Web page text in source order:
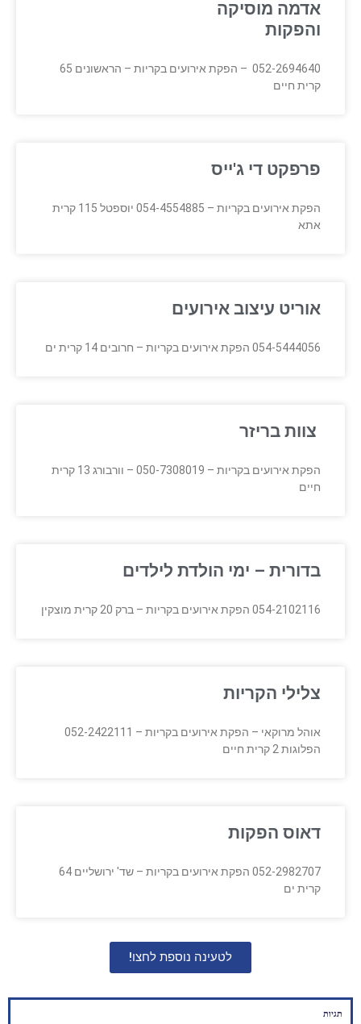
אדמה מוסיקה
והפקות
052-2694640 – הפקת אירועים בקריות – הראשונים 65
קרית חיים
פרפקט די ג'ייס
הפקת אירועים בקריות – 054-4554885 יוספטל 115 קרית
אתא
אוריט עיצוב אירועים
054-5444056 הפקת אירועים בקריות – חרובים 14 קרית ים
צוות בריזר
הפקת אירועים בקריות – 050-7308019 – וורבורג 13 קרית
חיים
בדורית – ימי הולדת לילדים
054-2102116 הפקת אירועים בקריות – ברק 20 קרית מוצקין
צלילי הקריות
אוהל מרוקאי – הפקת אירועים בקריות – 052-2422111
הפלוגות 2 קרית חיים
דאוס הפקות
052-2982707 הפקת אירועים בקריות – שד' ירושליים 64
קרית ים
לטעינה נוספת לחצו!
תגיות